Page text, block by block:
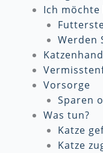
Ich möchte
Werden
Vorsorge
Sparen
Was tun?
Katze
Katze